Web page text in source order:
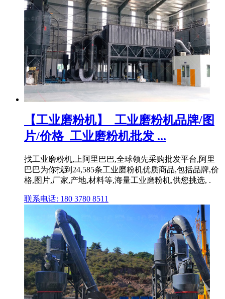
【工业磨粉机】_工业磨粉机品牌/图
片/价格_工业磨粉机批发 ...
找工业磨粉机,上阿里巴巴,全球领先采购批发平台,阿里
巴巴为你找到24,585条工业磨粉机优质商品,包括品牌,价
格,图片,厂家,产地,材料等,海量工业磨粉机,供您挑选, .
联系电话: 180 3780 8511